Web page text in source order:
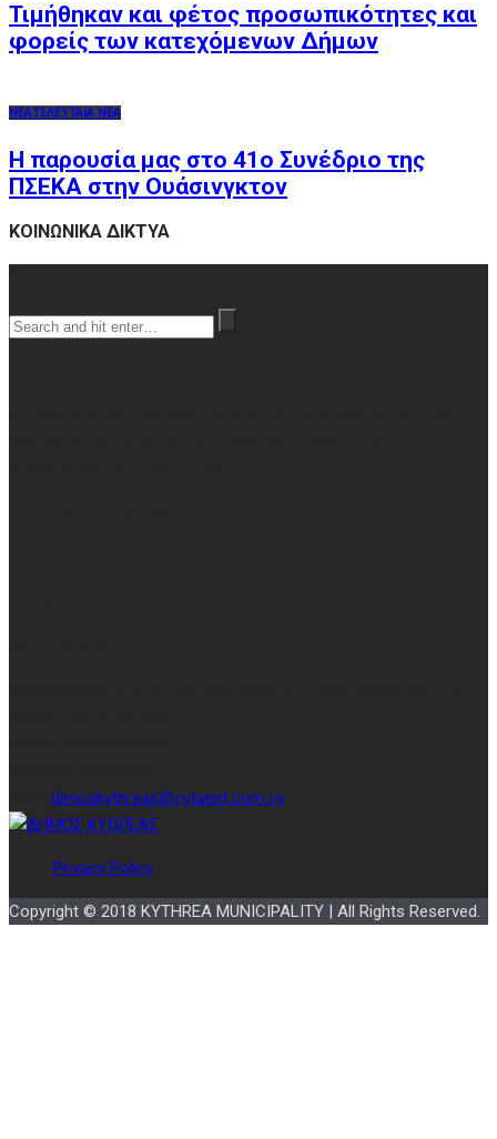
Τιμήθηκαν και φέτος προσωπικότητες και
φορείς των κατεχόμενων Δήμων
ΝΕΑΤΕΛΕΥΤΑΙΑ ΝΕΑ
Η παρουσία μας στο 41ο Συνέδριο της
ΠΣΕΚΑ στην Ουάσινγκτον
ΚΟΙΝΩΝΙΚΑ ΔΙΚΤΥΑ
dimoskythreas@cytanet.com.cy
Privacy Policy
Copyright © 2018 KYTHREA MUNICIPALITY | All Rights Reserved.